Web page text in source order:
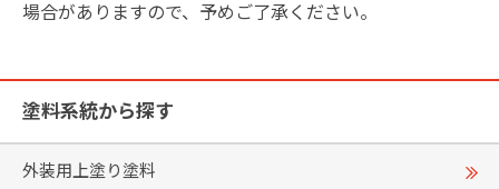
場合がありますので、予めご了承ください。
塗料系統から探す
外装用上塗り塗料